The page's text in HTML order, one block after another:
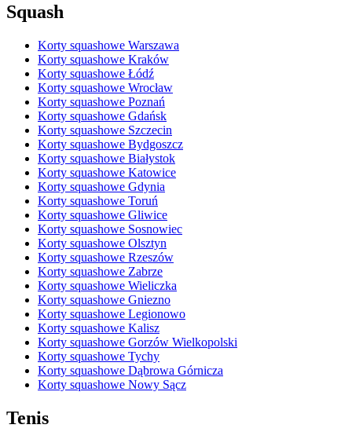
Squash
Korty squashowe Warszawa
Korty squashowe Kraków
Korty squashowe Łódź
Korty squashowe Wrocław
Korty squashowe Poznań
Korty squashowe Gdańsk
Korty squashowe Szczecin
Korty squashowe Bydgoszcz
Korty squashowe Białystok
Korty squashowe Katowice
Korty squashowe Gdynia
Korty squashowe Toruń
Korty squashowe Gliwice
Korty squashowe Sosnowiec
Korty squashowe Olsztyn
Korty squashowe Rzeszów
Korty squashowe Zabrze
Korty squashowe Wieliczka
Korty squashowe Gniezno
Korty squashowe Legionowo
Korty squashowe Kalisz
Korty squashowe Gorzów Wielkopolski
Korty squashowe Tychy
Korty squashowe Dąbrowa Górnicza
Korty squashowe Nowy Sącz
Tenis